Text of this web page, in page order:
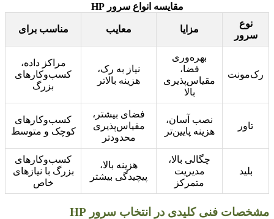
مقایسه انواع سرور HP
نوع
سرور
مزایا معایب مناسب برای
رک‌مونت
بهره‌وری
فضا،
مقیاس‌پذیری
بالا
نیاز به رک،
هزینه بالاتر
مراکز داده،
کسب‌وکارهای
بزرگ
تاور
نصب آسان،
هزینه پایین‌تر
فضای بیشتر،
مقیاس‌پذیری
محدودتر
کسب‌وکارهای
کوچک و متوسط
بلید
چگالی بالا،
مدیریت
متمرکز
هزینه بالا،
پیچیدگی بیشتر
کسب‌وکارهای
بزرگ با نیازهای
خاص
مشخصات فنی کلیدی در انتخاب سرور HP